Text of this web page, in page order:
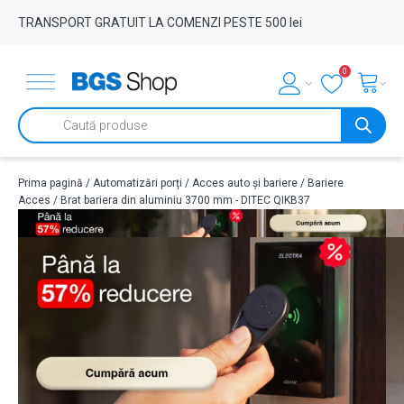
TRANSPORT GRATUIT LA COMENZI PESTE 500 lei
0
Products
search
Prima pagină / Automatizări porți / Acces auto și bariere / Bariere
Acces / Brat bariera din aluminiu 3700 mm - DITEC QIKB37